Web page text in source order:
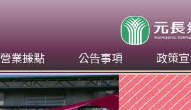
營業據點 公告事項 政策